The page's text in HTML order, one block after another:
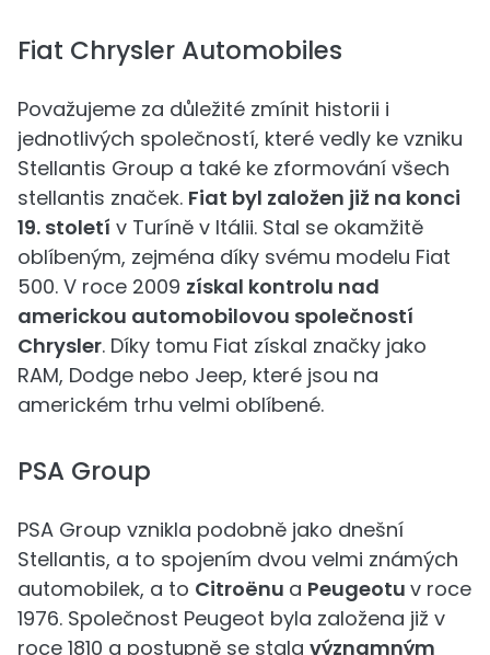
Fiat Chrysler Automobiles
Považujeme za důležité zmínit historii i
jednotlivých společností, které vedly ke vzniku
Stellantis Group a také ke zformování všech
stellantis značek. Fiat byl založen již na konci
19. století v Turíně v Itálii. Stal se okamžitě
oblíbeným, zejména díky svému modelu Fiat
500. V roce 2009 získal kontrolu nad
americkou automobilovou společností
Chrysler. Díky tomu Fiat získal značky jako
RAM, Dodge nebo Jeep, které jsou na
americkém trhu velmi oblíbené.
PSA Group
PSA Group vznikla podobně jako dnešní
Stellantis, a to spojením dvou velmi známých
automobilek, a to Citroënu a Peugeotu v roce
1976. Společnost Peugeot byla založena již v
roce 1810 a postupně se stala významným